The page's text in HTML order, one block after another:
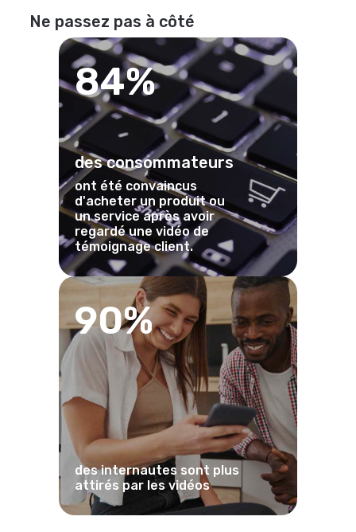
Ne passez pas à côté
84%
des consommateurs
ont été convaincus
d'acheter un produit ou
un service après avoir
regardé une vidéo de
témoignage client.
90%
des internautes sont plus
attirés par les vidéos